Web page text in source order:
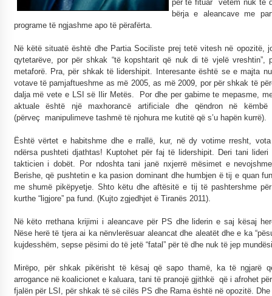
Faksimilet e një 83 vjetori lufte: Çfarë shkruan
Vexhi Buharaja për Heroin e Popullit, Mumin
Selami.
KALLARATI NË AKSIONET KOMBËTARE PËR
RINDËRTIMIN E VENDIT – NGA ÇIZE XHAFERAJ
22/09/2025
– ËNGJËLL HASIMAJ – “KUJTIMET E MIA PËR
KALLARATIN SI MËSUES I MATEMATIKËS, POR
12/09/2025
06/02/2025
për të fituar vetëm nuk të
bërja e aleancave me
programe të ngjashme apo të përafërta.
Në këtë situatë është dhe Partia Sociliste prej tetë vitesh në opozitë,
qytetarëve, por për shkak “të kopshtarit që nuk di të vjelë vreshtin”,
metaforë. Pra, për shkak të lidershipit. Interesante është se e majta
votave të pamjaftueshme as më 2005, as më 2009, por për shkak të
dalja më vete e LSI së Ilir Metës. Por dhe per gabime te mepasme,
aktuale është një maxhorancë artificiale dhe qëndron në
(përveç manipulimeve tashmë të njohura me kutitë që s’u hapën kurrë).
Është vërtet e habitshme dhe e rrallë, kur, në dy votime rresht,
ndërsa pushteti djathtas! Kuptohet për faj të lidershipit. Deri tani
takticien i dobët. Por ndoshta tani janë nxjerrë mësimet e
Berishe, që pushtetin e ka pasion dominant dhe humbjen ë tij e quan
me shumë pikëpyetje. Shto këtu dhe aftësitë e tij të pashtershme për
kurthe “ligjore” pa fund. (Kujto zgjedhjet ë Tiranës 2011).
Në këto rrethana krijimi i aleancave për PS dhe liderin e saj kësaj
Nëse herë të tjera ai ka nënvlerësuar aleancat dhe aleatët dhe e ka
kujdesshëm, sepse pësimi do të jetë “fatal” për të dhe nuk të jep
Mirëpo, për shkak pikërisht të kësaj që sapo thamë, ka të ngjarë
arrogance në koalicionet e kaluara, tani të pranojë gjithkë që i afrohet
fjalën për LSI, për shkak të së cilës PS dhe Rama është në opozitë.